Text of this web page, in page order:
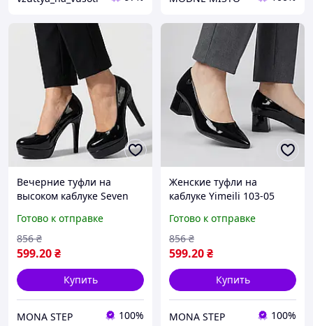
Вечерние туфли на
высоком каблуке Seven
Готово к отправке
599.20₴
856 ₴
Купить
MONA STEP 100%
Женские туфли на
каблуке Yimeili 103-05
Готово к отправке
599.20₴
856 ₴
Купить
MONA STEP 100%